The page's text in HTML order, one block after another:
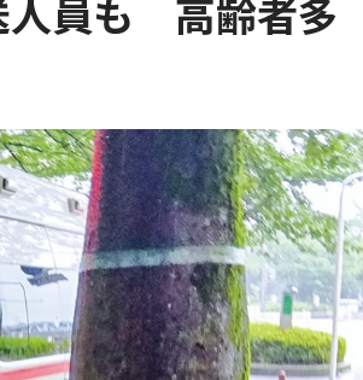
員も 高齢者多